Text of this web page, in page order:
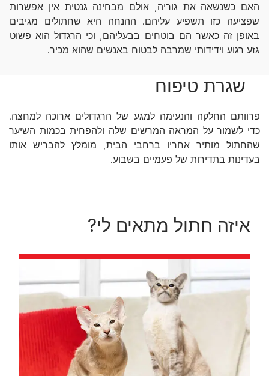
האם כשנשאה את גוריה, אולם מבחינה גנטית אין אפשרות
שפציעה כזו תשפיע עליהם. ההנחה היא שחתולים מגיבים
באופן זה כאשר הם בוטחים בבעליהם, וכי הרגדול הוא פשוט
גזע רגוע וידידותי שמרבה לבטוח באנשים שהוא מכיר.
שגרת טיפוח
פרוותם החלקה והנעימה למגע של הרגדולים ארוכה למחצה.
כדי לשמור על המראה המרשים שלה ולהפחית בכמות השיער
שהחתול מותיר אחריו ברחבי הבית, מומלץ להבריש אותו
בעדינות בתדירות של פעמיים בשבוע.
איזה חתול מתאים לי?